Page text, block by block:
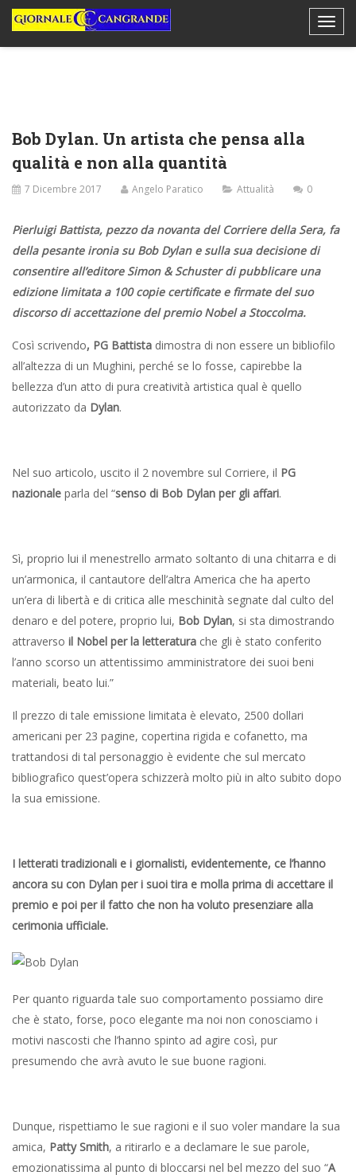
Bob Dylan. Un artista che pensa alla
qualità e non alla quantità
7 Dicembre 2017 Angelo Paratico Attualità 0
Pierluigi Battista, pezzo da novanta del Corriere della Sera, fa
della pesante ironia su Bob Dylan e sulla sua decisione di
consentire all’editore Simon & Schuster di pubblicare una
edizione limitata a 100 copie certificate e firmate del suo
discorso di accettazione del premio Nobel a Stoccolma.
Così scrivendo, PG Battista dimostra di non essere un bibliofilo
all’altezza di un Mughini, perché se lo fosse, capirebbe la
bellezza d’un atto di pura creatività artistica qual è quello
autorizzato da Dylan.
Nel suo articolo, uscito il 2 novembre sul Corriere, il PG
nazionale parla del “senso di Bob Dylan per gli affari.
Sì, proprio lui il menestrello armato soltanto di una chitarra e di
un’armonica, il cantautore dell’altra America che ha aperto
un’era di libertà e di critica alle meschinità segnate dal culto del
denaro e del potere, proprio lui, Bob Dylan, si sta dimostrando
attraverso il Nobel per la letteratura che gli è stato conferito
l’anno scorso un attentissimo amministratore dei suoi beni
materiali, beato lui.”
Il prezzo di tale emissione limitata è elevato, 2500 dollari
americani per 23 pagine, copertina rigida e cofanetto, ma
trattandosi di tal personaggio è evidente che sul mercato
bibliografico quest’opera schizzerà molto più in alto subito dopo
la sua emissione.
I letterati tradizionali e i giornalisti, evidentemente, ce l’hanno
ancora su con Dylan per i suoi tira e molla prima di accettare il
premio e poi per il fatto che non ha voluto presenziare alla
cerimonia ufficiale.
Per quanto riguarda tale suo comportamento possiamo dire
che è stato, forse, poco elegante ma noi non conosciamo i
motivi nascosti che l’hanno spinto ad agire così, pur
presumendo che avrà avuto le sue buone ragioni.
Dunque, rispettiamo le sue ragioni e il suo voler mandare la sua
amica, Patty Smith, a ritirarlo e a declamare le sue parole,
emozionatissima al punto di bloccarsi nel bel mezzo del suo “A